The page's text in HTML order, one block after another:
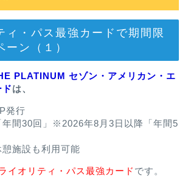
ィ・パス最強カードで期間限
ン（１）
PLATINUM セゾン・アメリカン・エ
は、
発行
年間30回」※2026年8月3日以降「年間5
憩施設も利用可能
イオリティ・パス最強カード です。